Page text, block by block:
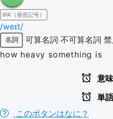
IPA（発音記号）
/weɪt/
名詞 可算名詞 不可算名詞
how heavy something is
意
単
このボタンはなに？